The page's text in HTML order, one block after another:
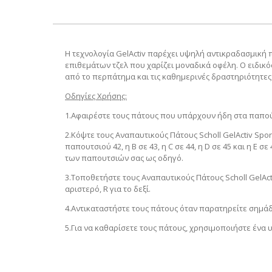
Η τεχνολογία GelActiv παρέχει υψηλή
επιθεμάτων τζελ που χαρίζει μοναδικά οφέλη. Ο
από το περπάτημα και τις καθημερινές
Οδηγίες Χρήσης:
1.Αφαιρέστε τους πάτους που υπάρχουν ήδη στα
2.Κόψτε τους Αναπαυτικούς Πάτους Scholl GelActiv
παπουτσιού 42, η Β σε 43, η C σε 44, η D σε 45 και η Ε
των παπουτσιών σας ως οδηγό.
3.Τοποθετήστε τους Αναπαυτικούς Πάτους Scholl
αριστερό, R για το δεξί.
4.Αντικαταστήστε τους πάτους όταν παρατηρείτε
5.Για να καθαρίσετε τους πάτους, χρησιμοποιήστε